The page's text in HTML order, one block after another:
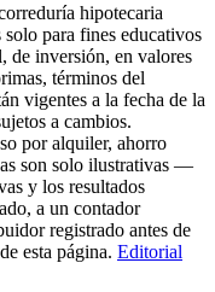
hipotecaria
para fines educativos
de inversión, en valores
términos del
vigentes a la fecha de la
a cambios.
por alquiler, ahorro
son solo ilustrativas —
y los resultados
a un contador
registrado antes de
esta página. Editorial